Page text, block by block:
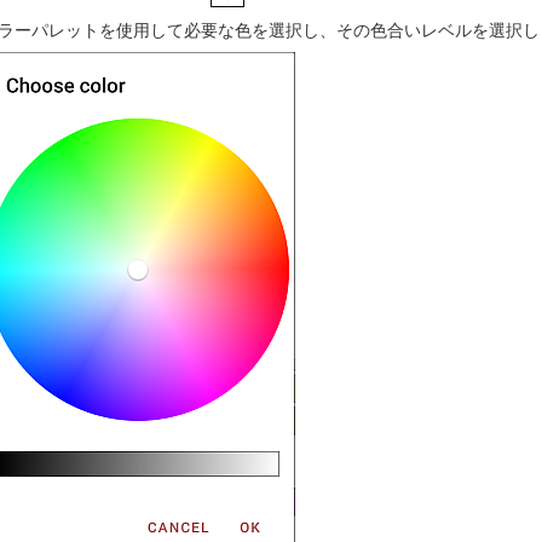
ーパレットを使用して必要な色を選択し、その色合いレベルを選択